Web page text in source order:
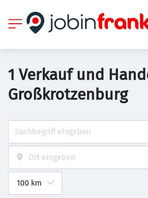
1 Verkauf und
Großkrotzenburg